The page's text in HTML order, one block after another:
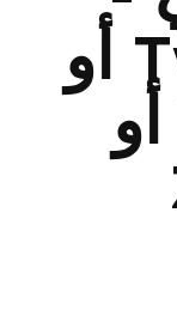
Twist-Lock أو
Wire-In أو